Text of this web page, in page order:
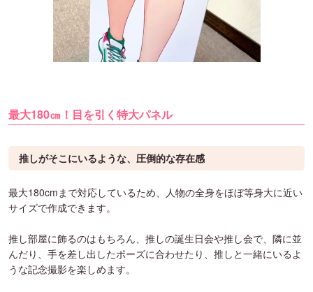
最大180㎝！目を引く特大パネル
推しがそこにいるような、圧倒的な存在感
最大180cmまで対応しているため、人物の全身をほぼ等身大に近い
サイズで作成できます。
推し部屋に飾るのはもちろん、推しの誕生日会や推し会で、隣に並
んだり、手を差し出したポーズに合わせたり、推しと一緒にいるよ
うな記念撮影を楽しめます。